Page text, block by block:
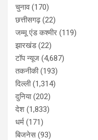
चुनाव(170)
छत्तीसगढ़(22)
जम्मू एंड कश्मीर (119)
झारखंड(22)
टॉप न्यूज (4,687)
तकनीकी(193)
दिल्ली(1,314)
दुनिया(202)
देश (1,833)
धर्म (171)
बिजनेस(93)